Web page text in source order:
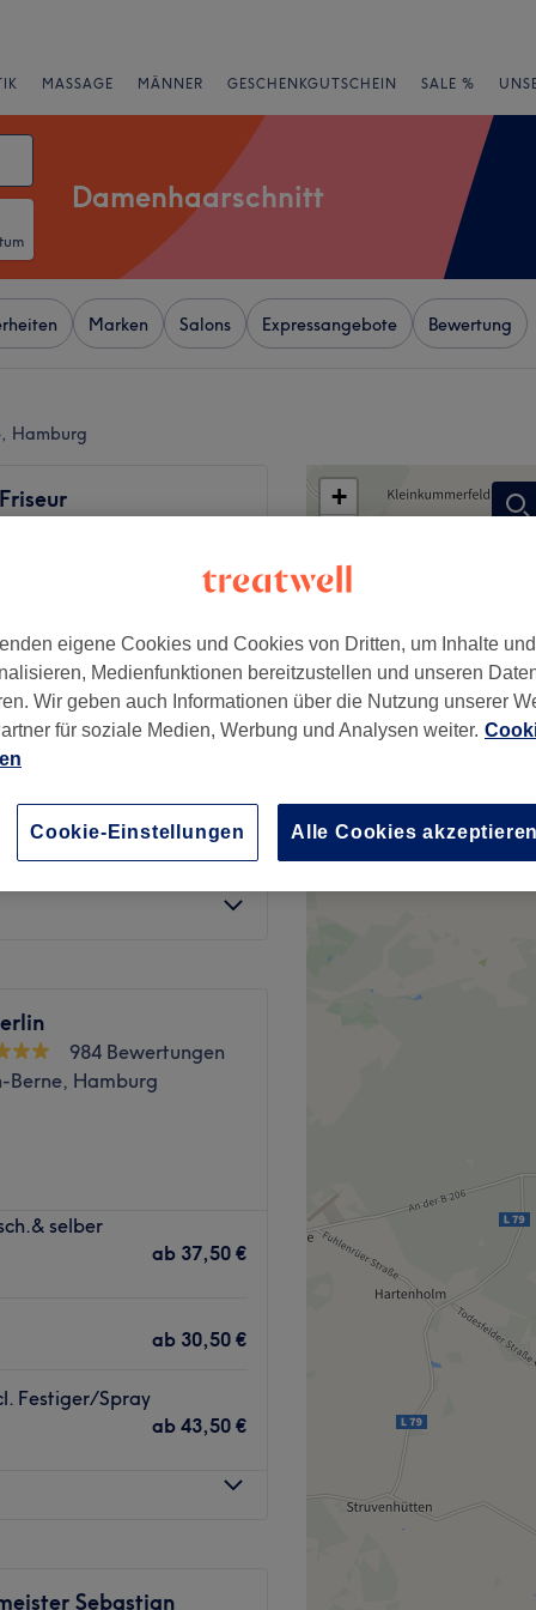
MASSAGE MÄNNER GESCHENKGUTSCHEIN SALE %
Damenhaarschnitt
Marken Salons Expressangebote Bewertung
Hamburg
ab 23 €
ab18 €
Komm im Salon
suche dir aus dem
Busverbindungen, ist
gemacht und steckt sein
Englisch und Türkisch
984 Bewertungen
Berne, Hamburg
selber
ab 37,50 €
ab 30,50 €
Festiger/Spray
ab 43,50 €
Sebastian
+
eigene Cookies und Cookies von Dritten, um Inhalte
Medienfunktionen bereitzustellen und unseren
Wir geben auch Informationen über die Nutzung unserer
für soziale Medien, Werbung und Analysen weiter.
Cookie-Einstellungen Alle Cookies akzeptieren